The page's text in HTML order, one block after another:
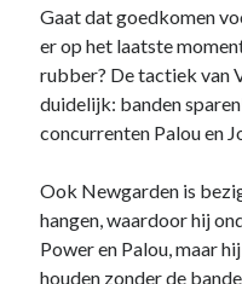
Gaat dat goedkomen
er op het laatste
rubber? De tactiek van
duidelijk: banden
concurrenten Palou en
Ook Newgarden is
hangen, waardoor hij
Power en Palou, maar
houden zonder de